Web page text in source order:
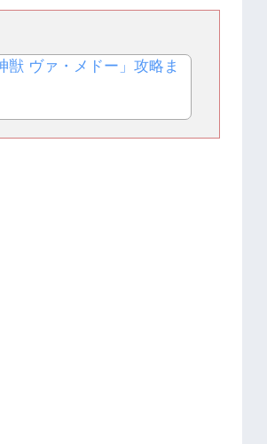
獣 ヴァ・メドー」攻略ま